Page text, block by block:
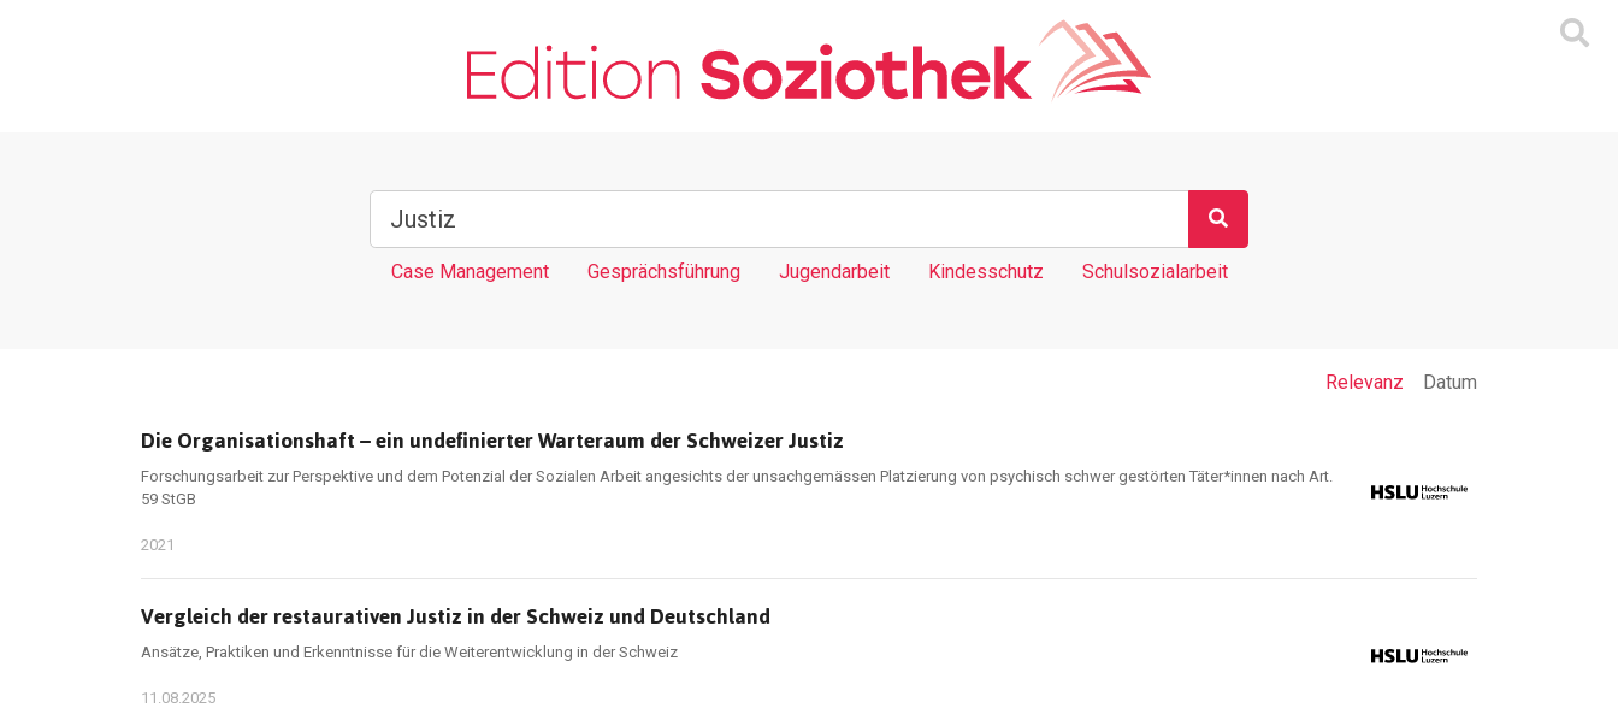
Case Management Gesprächsführung Jugendarbeit Kindesschutz Schulsozialarbeit
Relevanz Datum
Die Organisationshaft – ein undefinierter Warteraum der Schweizer Justiz
Forschungsarbeit zur Perspektive und dem Potenzial der Sozialen Arbeit angesichts der unsachgemässen Platzierung von psychisch schwer gestörten Täter*innen nach Art.
59 StGB
2021
Vergleich der restaurativen Justiz in der Schweiz und Deutschland
Ansätze, Praktiken und Erkenntnisse für die Weiterentwicklung in der Schweiz
11.08.2025